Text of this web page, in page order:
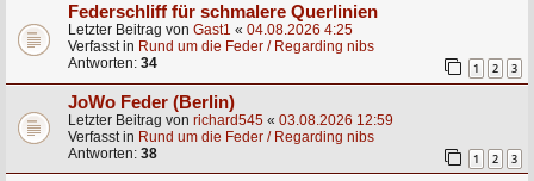
Federschliff für schmalere Querlinien
Letzter Beitrag von Gast1 « 04.08.2026 4:25
Verfasst in Rund um die Feder / Regarding nibs
Antworten: 34 1 2 3
JoWo Feder (Berlin)
Letzter Beitrag von richard545 « 03.08.2026 12:59
Verfasst in Rund um die Feder / Regarding nibs
Antworten: 38 1 2 3